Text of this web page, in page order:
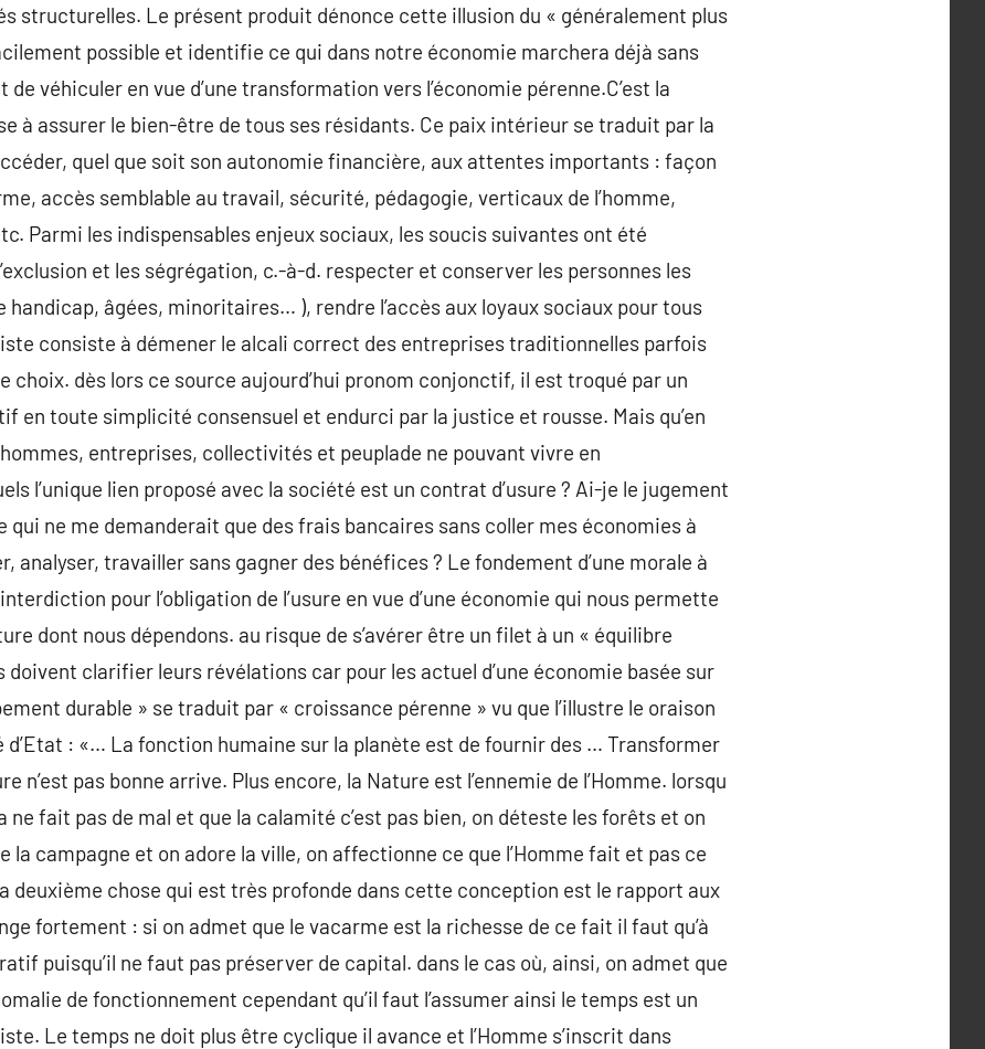
structurelles. Le présent produit dénonce cette illusion du « généralement plus
possible et identifie ce qui dans notre économie marchera déjà sans
véhiculer en vue d’une transformation vers l’économie pérenne.C’est la
à assurer le bien-être de tous ses résidants. Ce paix intérieur se traduit par la
quel que soit son autonomie financière, aux attentes importants : façon
accès semblable au travail, sécurité, pédagogie, verticaux de l’homme,
Parmi les indispensables enjeux sociaux, les soucis suivantes ont été
et les ségrégation, c.-à-d. respecter et conserver les personnes les
handicap, âgées, minoritaires… ), rendre l’accès aux loyaux sociaux pour tous
consiste à démener le alcali correct des entreprises traditionnelles parfois
choix. dès lors ce source aujourd’hui pronom conjonctif, il est troqué par un
en toute simplicité consensuel et endurci par la justice et rousse. Mais qu’en
entreprises, collectivités et peuplade ne pouvant vivre en
l’unique lien proposé avec la société est un contrat d’usure ? Ai-je le jugement
qui ne me demanderait que des frais bancaires sans coller mes économies à
analyser, travailler sans gagner des bénéfices ? Le fondement d’une morale à
pour l’obligation de l’usure en vue d’une économie qui nous permette
dont nous dépendons. au risque de s’avérer être un filet à un « équilibre
doivent clarifier leurs révélations car pour les actuel d’une économie basée sur
durable » se traduit par « croissance pérenne » vu que l’illustre le oraison
: «… La fonction humaine sur la planète est de fournir des … Transformer
n’est pas bonne arrive. Plus encore, la Nature est l’ennemie de l’Homme. lorsqu
ne fait pas de mal et que la calamité c’est pas bien, on déteste les forêts et on
la campagne et on adore la ville, on affectionne ce que l’Homme fait et pas ce
deuxième chose qui est très profonde dans cette conception est le rapport aux
fortement : si on admet que le vacarme est la richesse de ce fait il faut qu’à
puisqu’il ne faut pas préserver de capital. dans le cas où, ainsi, on admet que
de fonctionnement cependant qu’il faut l’assumer ainsi le temps est un
Le temps ne doit plus être cyclique il avance et l’Homme s’inscrit dans